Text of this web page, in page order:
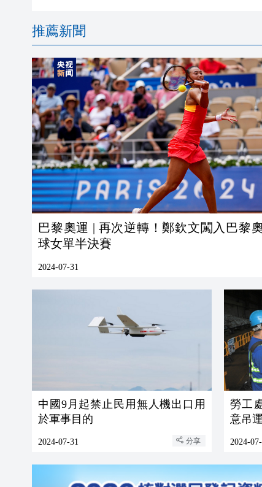
推薦新聞
巴黎奧運 | 再次逆轉！鄭欽文闖入巴黎
球女單半決賽
2024-07-31
中國9月起禁止民用無人機出口用
於軍事目的
2024-07-31 分享
勞工
意吊
2024-07-